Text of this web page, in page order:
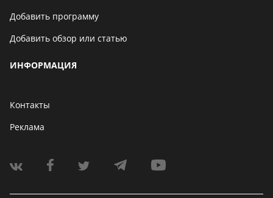
Добавить программу
Добавить обзор или статью
ИНФОРМАЦИЯ
Контакты
Реклама